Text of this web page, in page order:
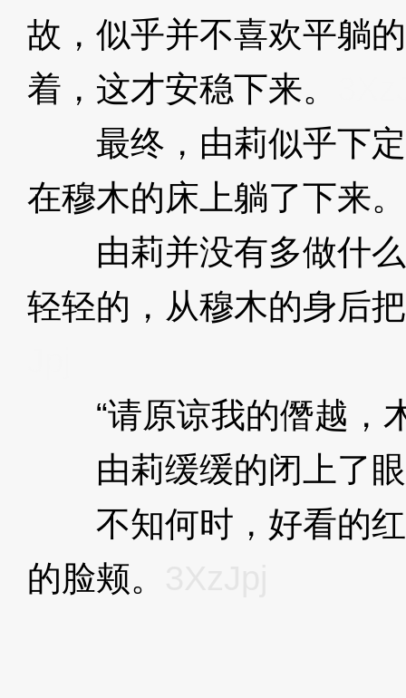
故，似乎并不喜欢平躺
着，这才安稳下来。
最终，由莉似乎下定
在穆木的床上躺了下来。
由莉并没有多做什么
轻轻的，从穆木的身后
“请原谅我的僭越，
由莉缓缓的闭上了眼
不知何时，好看的红
的脸颊。